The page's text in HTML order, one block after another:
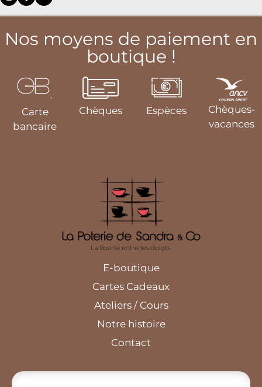
Nos moyens de paiement en
boutique !
Carte
bancaire
Chèques Espèces
Chèques-
vacances
E-boutique
Cartes Cadeaux
Ateliers / Cours
Notre histoire
Contact